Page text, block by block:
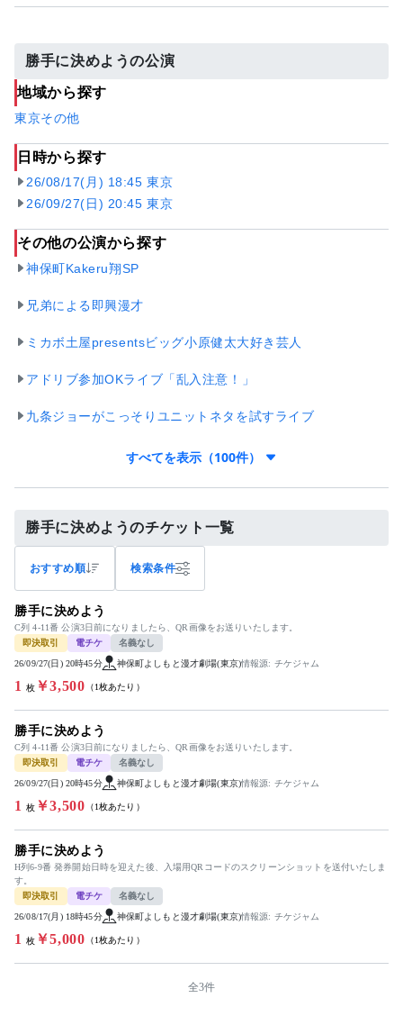
勝手に決めようの公演
地域から探す
東京その他
日時から探す
26/08/17(月) 18:45 東京
26/09/27(日) 20:45 東京
その他の公演から探す
神保町Kakeru翔SP
兄弟による即興漫才
ミカボ土屋presentsビッグ小原健太大好き芸人
アドリブ参加OKライブ「乱入注意！」
九条ジョーがこっそりユニットネタを試すライブ
すべてを表示（100件）
勝手に決めようのチケット一覧
おすすめ順 検索条件
勝手に決めよう
C列 4-11番 公演3日前になりましたら、QR画像をお送りいたします。
即決取引
電チケ 名義なし
26/09/27(日) 20時45分 神保町よしもと漫才劇場(東京)情報源: チケジャム
1 枚￥3,500 （1枚あたり）
勝手に決めよう
C列 4-11番 公演3日前になりましたら、QR画像をお送りいたします。
即決取引
電チケ 名義なし
26/09/27(日) 20時45分 神保町よしもと漫才劇場(東京)情報源: チケジャム
1 枚￥3,500 （1枚あたり）
勝手に決めよう
H列6-9番 発券開始日時を迎えた後、入場用QRコードのスクリーンショットを送付いたしま
す。
即決取引
電チケ 名義なし
26/08/17(月) 18時45分 神保町よしもと漫才劇場(東京)情報源: チケジャム
1 枚￥5,000 （1枚あたり）
全3件